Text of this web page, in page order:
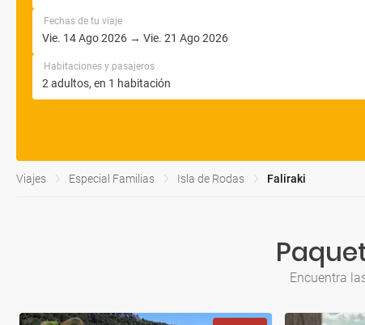
Fechas de tu viaje
Habitaciones y pasajeros
Viajes Especial Familias Isla de Rodas Faliraki
Encuentra